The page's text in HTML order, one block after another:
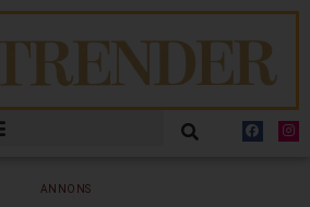
ANNONS